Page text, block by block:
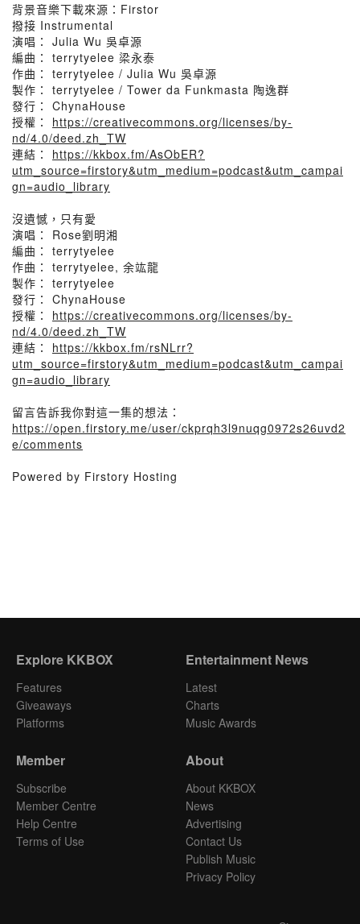
背景音樂下載來源：Firstor
撥接 Instrumental
演唱： Julia Wu 吳卓源
編曲： terrytyelee 梁永泰
作曲： terrytyelee / Julia Wu 吳卓源
製作： terrytyelee / Tower da Funkmasta 陶逸群
發行： ChynaHouse
授權： https://creativecommons.org/licenses/by-
nd/4.0/deed.zh_TW
連結： https://kkbox.fm/AsObER?
utm_source=firstory&utm_medium=podcast&utm_campai
gn=audio_library
沒遺憾，只有愛
演唱： Rose劉明湘
編曲： terrytyelee
作曲： terrytyelee, 余竑龍
製作： terrytyelee
發行： ChynaHouse
授權： https://creativecommons.org/licenses/by-
nd/4.0/deed.zh_TW
連結： https://kkbox.fm/rsNLrr?
utm_source=firstory&utm_medium=podcast&utm_campai
gn=audio_library
留言告訴我你對這一集的想法：
https://open.firstory.me/user/ckprqh3l9nuqg0972s26uvd2
e/comments
Powered by Firstory Hosting
Explore KKBOX
Features
Giveaways
Platforms
Entertainment News
Latest
Charts
Music Awards
Member
Subscribe
Member Centre
Help Centre
Terms of Use
About
About KKBOX
News
Advertising
Contact Us
Publish Music
Privacy Policy